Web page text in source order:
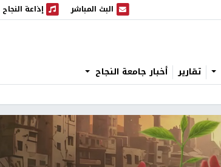
البث المباشر
البث المباشر إذاعة النجاح
إذاعة النجاح
تقارير أخبار جامعة النجاح